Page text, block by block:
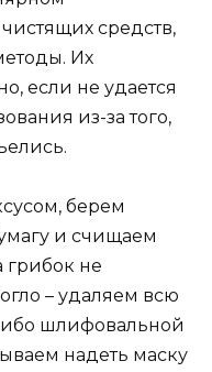
средств,
Их
если не удается
из-за того,
берем
и счищаем
грибок не
– удаляем всю
шлифовальной
надеть маску